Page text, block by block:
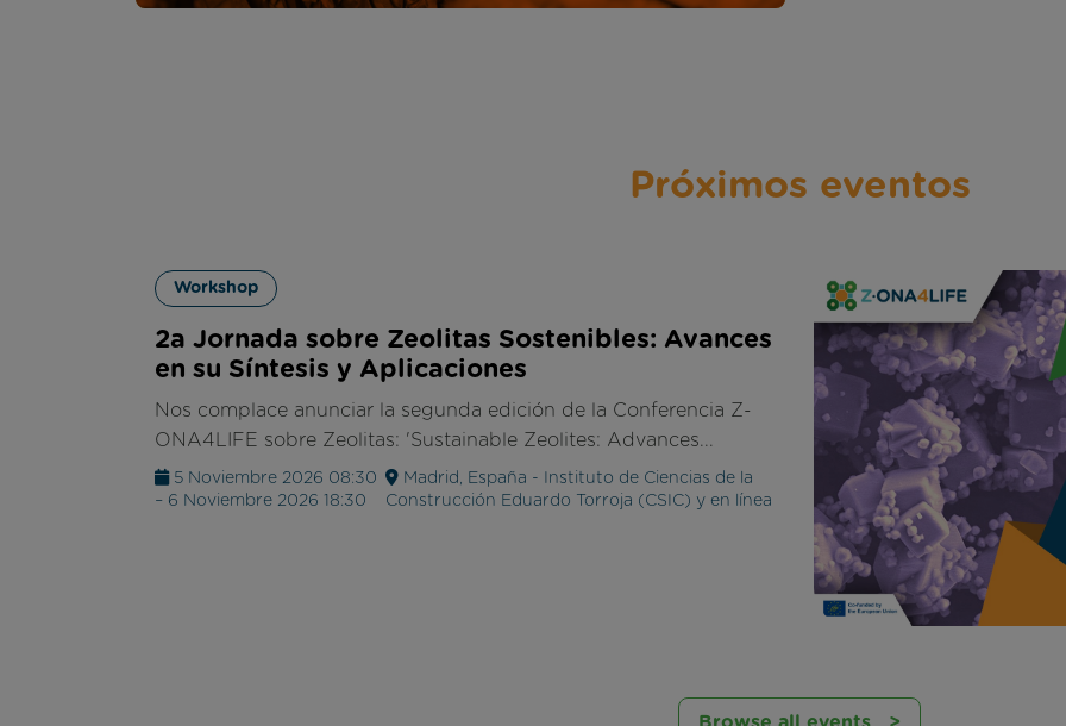
Próximos eventos
Workshop
2a Jornada sobre Zeolitas Sostenibles: Avances
en su Síntesis y Aplicaciones
Nos complace anunciar la segunda edición de la Conferencia Z-
ONA4LIFE sobre Zeolitas: 'Sustainable Zeolites: Advances...
5 Noviembre 2026 08:30
– 6 Noviembre 2026 18:30
Madrid, España - Instituto de Ciencias de la
Construcción Eduardo Torroja (CSIC) y en línea
Browse all events